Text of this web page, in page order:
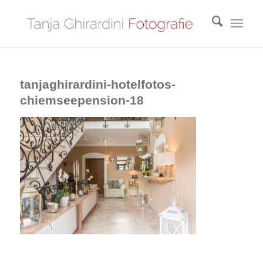
tanjaghirardini-hotelfotos-
chiemseepension-18